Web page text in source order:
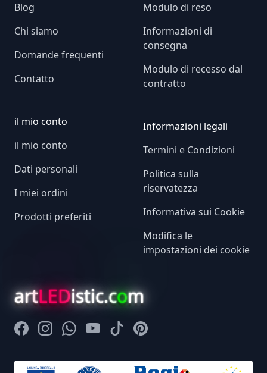
Blog
Chi siamo
Domande frequenti
Contatto
il mio conto
il mio conto
Dati personali
I miei ordini
Prodotti preferiti
Modulo di reso
Informazioni di
consegna
Modulo di recesso dal
contratto
Informazioni legali
Termini e Condizioni
Politica sulla
riservatezza
Informativa sui Cookie
Modifica le
impostazioni dei cookie
artLEDistic.com
FacebookInstagramWhatsappYoutubeTiktokPinterest